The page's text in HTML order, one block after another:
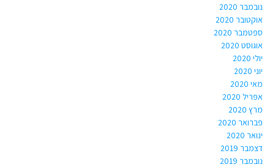
נובמבר 2020
אוקטובר 2020
ספטמבר 2020
אוגוסט 2020
יולי 2020
יוני 2020
מאי 2020
אפריל 2020
מרץ 2020
פברואר 2020
ינואר 2020
דצמבר 2019
נובמבר 2019